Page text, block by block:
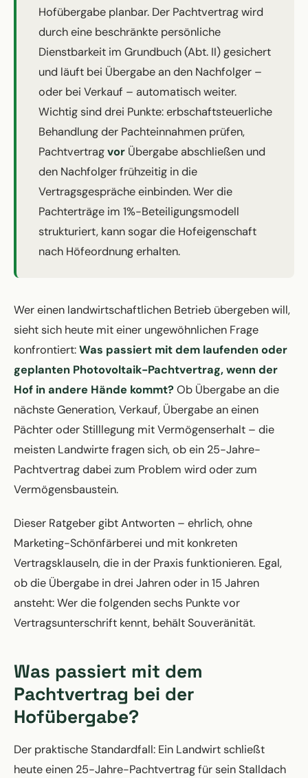
Hofübergabe planbar. Der Pachtvertrag wird
durch eine beschränkte persönliche
Dienstbarkeit im Grundbuch (Abt. II) gesichert
und läuft bei Übergabe an den Nachfolger –
oder bei Verkauf – automatisch weiter.
Wichtig sind drei Punkte: erbschaftsteuerliche
Behandlung der Pachteinnahmen prüfen,
Pachtvertragvor Übergabe abschließen und
den Nachfolger frühzeitig in die
Vertragsgespräche einbinden. Wer die
Pachterträge im 1%-Beteiligungsmodell
strukturiert, kann sogar die Hofeigenschaft
nach Höfeordnung erhalten.
Wer einen landwirtschaftlichen Betrieb übergeben will,
sieht sich heute mit einer ungewöhnlichen Frage
konfrontiert:Was passiert mit dem laufenden oder
geplanten Photovoltaik-Pachtvertrag, wenn der
Hof in andere Hände kommt? Ob Übergabe an die
nächste Generation, Verkauf, Übergabe an einen
Pächter oder Stilllegung mit Vermögenserhalt – die
meisten Landwirte fragen sich, ob ein 25-Jahre-
Pachtvertrag dabei zum Problem wird oder zum
Vermögensbaustein.
Dieser Ratgeber gibt Antworten – ehrlich, ohne
Marketing-Schönfärberei und mit konkreten
Vertragsklauseln, die in der Praxis funktionieren. Egal,
ob die Übergabe in drei Jahren oder in 15 Jahren
ansteht: Wer die folgenden sechs Punkte vor
Vertragsunterschrift kennt, behält Souveränität.
Was passiert mit dem
Pachtvertrag bei der
Hofübergabe?
Der praktische Standardfall: Ein Landwirt schließt
heute einen 25-Jahre-Pachtvertrag für sein Stalldach